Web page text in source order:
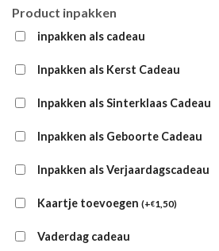
Product inpakken
inpakken als cadeau
Inpakken als Kerst Cadeau
Inpakken als Sinterklaas Cadeau
Inpakken als Geboorte Cadeau
Inpakken als Verjaardagscadeau
Kaartje toevoegen (+€1,50)
Vaderdag cadeau